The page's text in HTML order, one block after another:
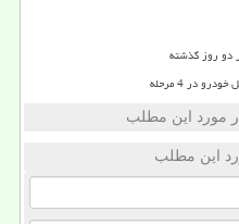
در 4 مرحله
مورد این مطلب
این مطلب